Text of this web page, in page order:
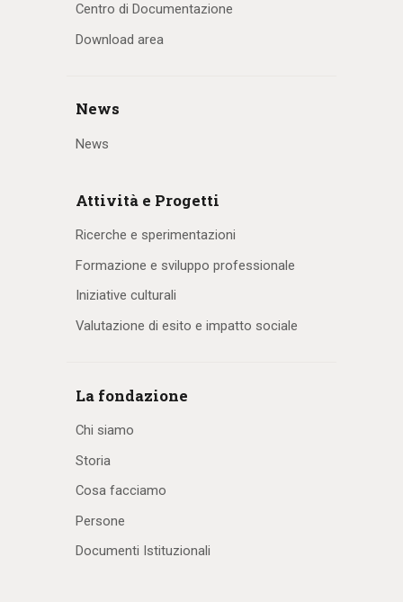
Centro di Documentazione
Download area
News
News
Attività e Progetti
Ricerche e sperimentazioni
Formazione e sviluppo professionale
Iniziative culturali
Valutazione di esito e impatto sociale
La fondazione
Chi siamo
Storia
Cosa facciamo
Persone
Documenti Istituzionali